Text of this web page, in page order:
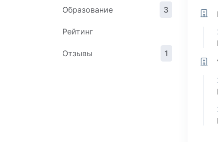
Образование 3
Рейтинг
Отзывы 1